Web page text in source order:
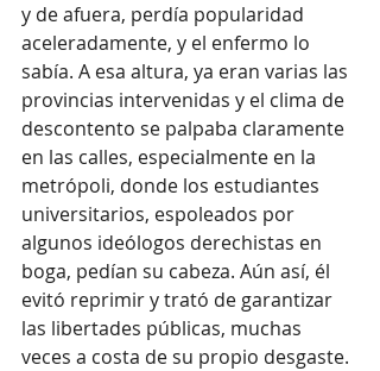
y de afuera, perdía popularidad
aceleradamente, y el enfermo lo
sabía. A esa altura, ya eran varias las
provincias intervenidas y el clima de
descontento se palpaba claramente
en las calles, especialmente en la
metrópoli, donde los estudiantes
universitarios, espoleados por
algunos ideólogos derechistas en
boga, pedían su cabeza. Aún así, él
evitó reprimir y trató de garantizar
las libertades públicas, muchas
veces a costa de su propio desgaste.